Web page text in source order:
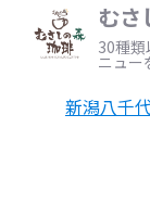
むさ
30種
ニュー
新潟八千